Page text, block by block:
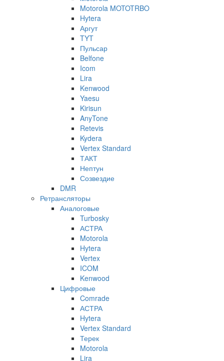
Motorola MOTOTRBO
Hytera
Аргут
TYT
Пульсар
Belfone
Icom
Lira
Kenwood
Yaesu
Kirisun
AnyTone
Retevis
Kydera
Vertex Standard
ТАКТ
Нептун
Созвездие
DMR
Ретрансляторы
Аналоговые
Turbosky
АСТРА
Motorola
Hytera
Vertex
ICOM
Kenwood
Цифровые
Comrade
АСТРА
Hytera
Vertex Standard
Терек
Motorola
Lira